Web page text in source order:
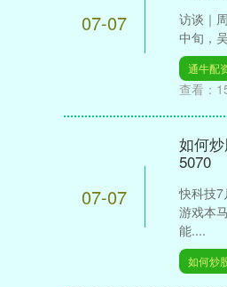
07-07
访谈
中旬，
通牛配
查看：
07-07
如何
5070
快科技
游戏本
能....
如何炒